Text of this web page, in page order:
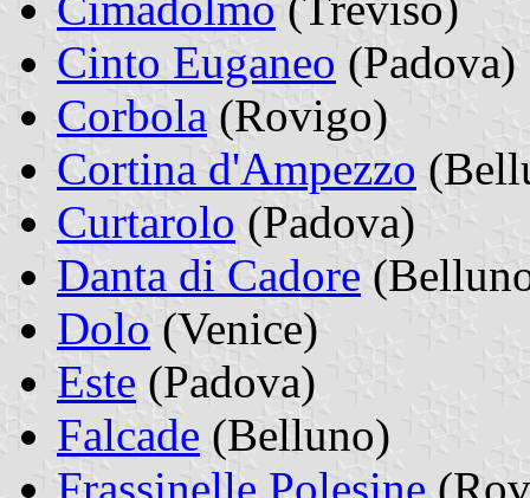
Cinto Euganeo (Padova)
Corbola (Rovigo)
Cortina d'Ampezzo
Curtarolo (Padova)
Danta di Cadore
Dolo (Venice)
Este (Padova)
Falcade (Belluno)
Frassinelle Polesine